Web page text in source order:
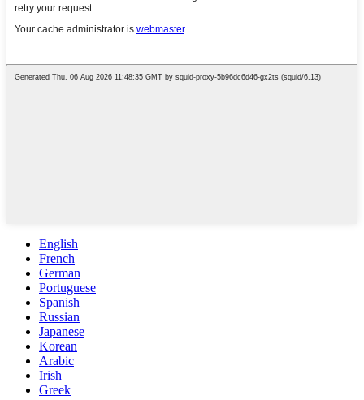
English
French
German
Portuguese
Spanish
Russian
Japanese
Korean
Arabic
Irish
Greek